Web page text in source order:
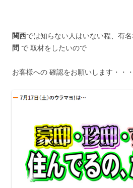
関西では知らない人はいない程、有
問 で 取材をしたいので
お客様への 確認をお願いします・・・